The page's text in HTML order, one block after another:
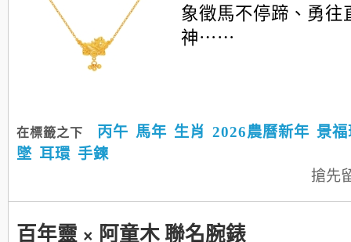
象徵馬不停蹄、勇往
神⋯⋯
在標籤之下 丙午 馬年 生肖 2026農曆新年 景
墜 耳環 手鍊
搶先
百年靈 × 阿童木 聯名腕錶